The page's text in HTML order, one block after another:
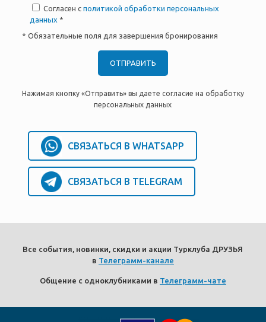
Согласен с политикой обработки персональных
данных *
* Обязательные поля для завершения бронирования
Нажимая кнопку «Отправить» вы даете согласие на обработку
персональных данных
СВЯЗАТЬСЯ В WHATSAPP
СВЯЗАТЬСЯ В TELEGRAM
Все события, новинки, скидки и акции Турклуба ДРУЗЬЯ
в Телеграмм-канале
Общение с одноклубниками в Телеграмм-чате